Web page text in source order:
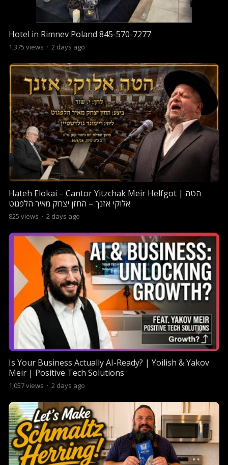
Hotel in Rimnev Poland 845-570-7277
1,375 views · 2 days ago
Hateh Elokai – Cantor Yitzchak Meir Helfgot | הטה
אלוקי אזנך – החזן יצחק מאיר הלפגוט
825 views · 2 days ago
Is Your Business Actually AI-Ready? | Yoilish & Yakov
Meir | Positive Tech Solutions
1,057views · 2 days ago